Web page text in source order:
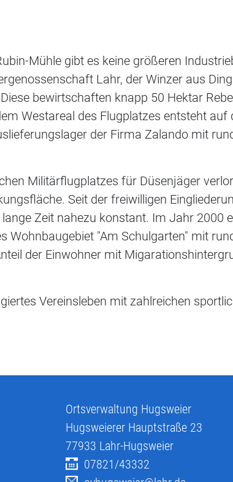
Mühle gibt es keine größeren
Lahr, der Winzer aus
bewirtschaften knapp 50 Hektar
Westareal des Flugplatzes entsteht auf
der Firma Zalando mit
Militärflugplatzes für Düsenjäger
Seit der freiwilligen
Zeit nahezu konstant. Im Jahr 2000
Wohnbaugebiet "Am Schulgarten" mit
der Einwohner mit
Vereinsleben mit zahlreichen
Ortsverwaltung Hugsweier
Hugsweierer Hauptstraße 23
77933 Lahr-Hugsweier
07821/43332